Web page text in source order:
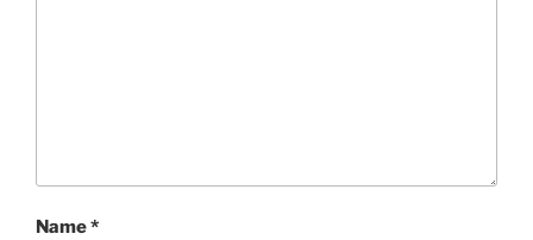
Name*